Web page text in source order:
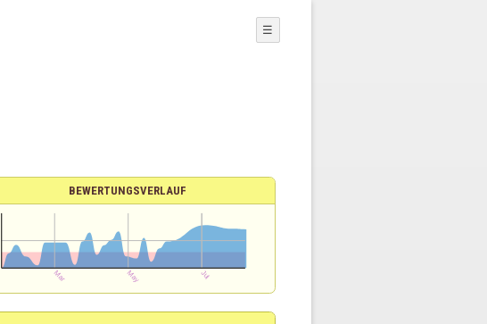
☰
BEWERTUNGSVERLAUF